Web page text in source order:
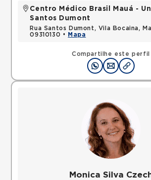
Compartilhe este perfil
Centro Médico Brasil Mauá -
Santos Dumont
Rua Santos Dumont, Vila Bocaina,
09310130 •
Mapa
Monica Silva